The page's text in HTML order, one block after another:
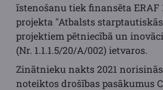
īstenošanu tiek finansēta ERAF
projekta "Atbalsts
projektiem pētniecībā un
(Nr. 1.1.1.5/20/A/002) ietvaros.
Zinātnieku nakts 2021
noteiktos drošības pasākumus